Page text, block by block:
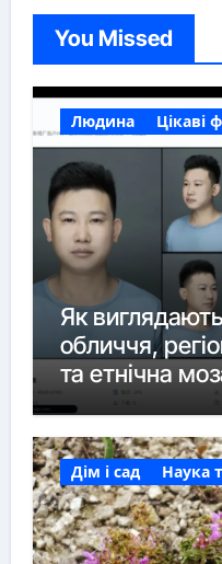
You Missed
Людина Цікаві
Як
обличчя,
та етнічна
Дім і сад Наука